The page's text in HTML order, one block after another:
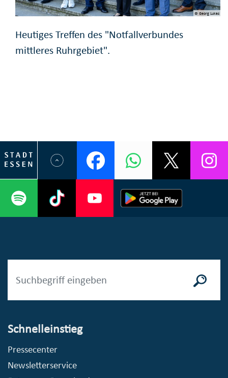
© Georg Lukas
Heutiges Treffen des "Notfallverbundes
mittleres Ruhrgebiet".
Schnelleinstieg
Pressecenter
Newsletterservice